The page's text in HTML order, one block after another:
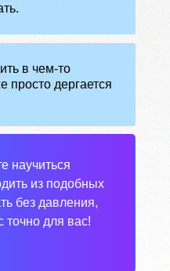
в чем-то
просто дергается
научиться
из подобных
без давления,
точно для вас!